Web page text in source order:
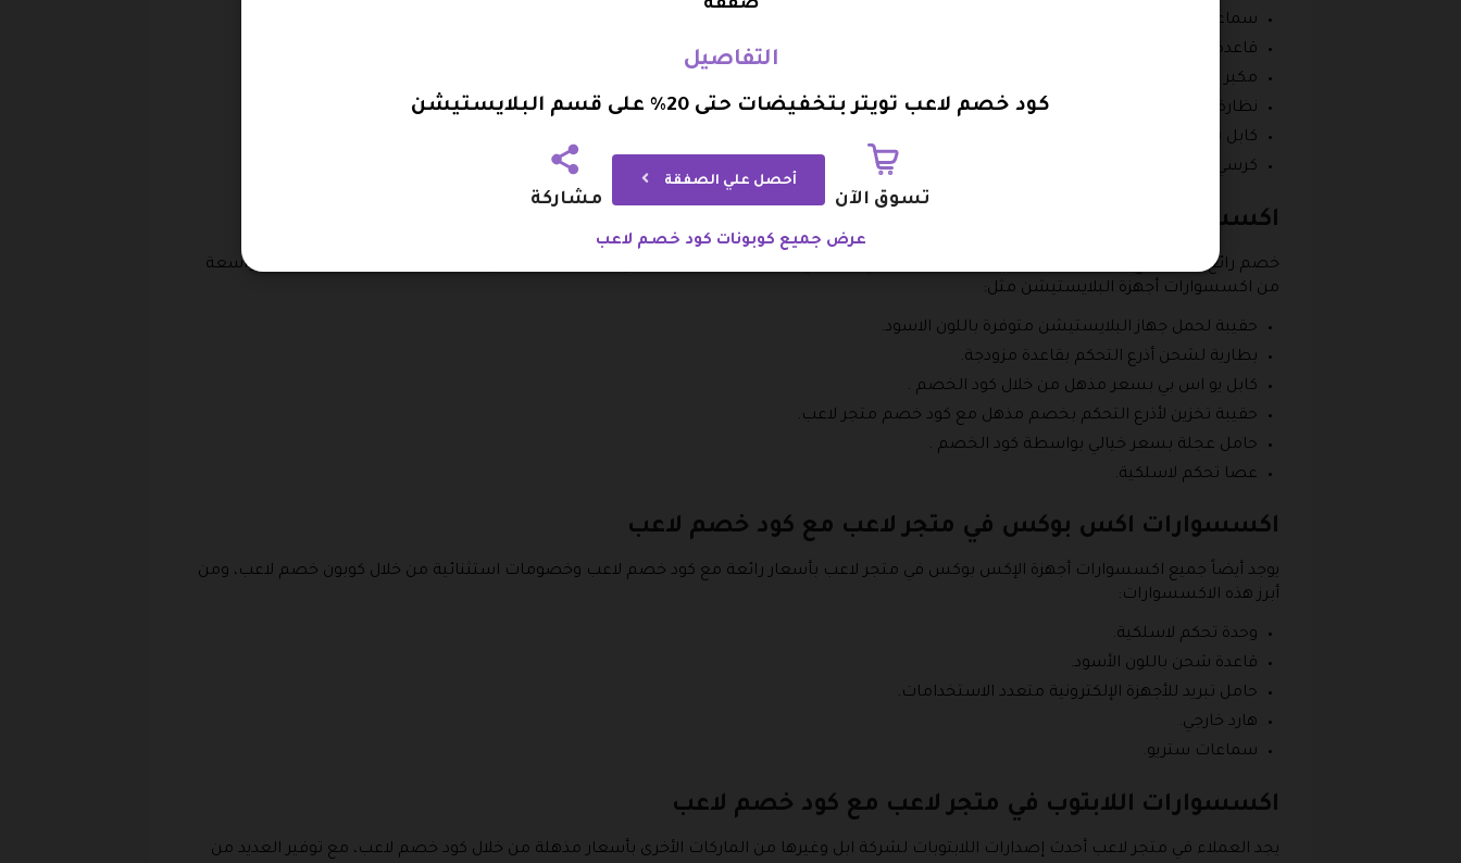
سماعة لاسلكية مزدوجة متوفرة باللون الأسود.
قاعدة لشحن ماوس الألعاب.
مكبر صوت خاص بالكمبيوتر.
نظارة لمشاهدة الواقع الافتراضي.
كابل شحن بسعر مذهل مع رمز خصم لاعب.
كرسي ألعاب مصنوع من الجلد الطبيعي متوفر بعدة ألوان.
اكسسوارات بلايستيشن 5 في متجر لاعب مع كود خصم لاعب
خصم رائع على جميع اكسسوارات أجهزة بلايستيشن 5 التي توجد في متجر لاعب عند استخدام الزبائن كود الخصم ، حيث يتوفر على المتجر تشكيلة واسعة
من اكسسوارات أجهزة البلايستيشن مثل:
حقيبة لحمل جهاز البلايستيشن متوفرة باللون الاسود.
بطارية لشحن أذرع التحكم بقاعدة مزودجة.
كابل يو اس بي بسعر مذهل من خلال كود الخصم .
حقيبة تخزين لأذرع التحكم بخصم مذهل مع كود خصم متجر لاعب.
حامل عجلة بسعر خيالي بواسطة كود الخصم .
عصا تحكم لاسلكية.
اكسسوارات اكس بوكس في متجر لاعب مع كود خصم لاعب
يوجد أيضاً جميع اكسسوارات أجهزة الإكس بوكس في متجر لاعب بأسعار رائعة مع كود خصم لاعب وخصومات استثنائية من خلال كوبون خصم لاعب، ومن
أبرز هذه الاكسسوارات:
وحدة تحكم لاسلكية.
قاعدة شحن باللون الأسود.
حامل تبريد للأجهزة الإلكترونية متعدد الاستخدامات.
هارد خارجي.
سماعات ستريو.
اكسسوارات اللابتوب في متجر لاعب مع كود خصم لاعب
يجد العملاء في متجر لاعب أحدث إصدارات اللابتوبات لشركة ابل وغيرها من الماركات الأخرى بأسعار مذهلة من خلال كود خصم لاعب، مع توفير العديد من
التفاصيل
كود خصم لاعب تويتر بتخفيضات حتى 20% على قسم البلايستيشن
تسوق الآن
أحصل علي الصفقة
مشاركة
عرض جميع كوبونات كود خصم لاعب